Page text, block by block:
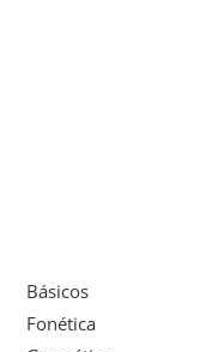
Básicos
Fonética